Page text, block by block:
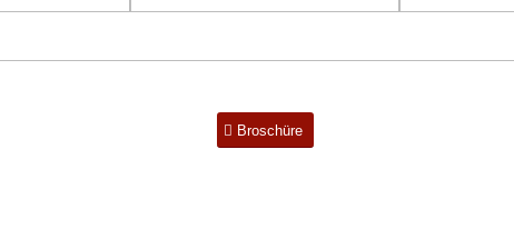
Broschüre